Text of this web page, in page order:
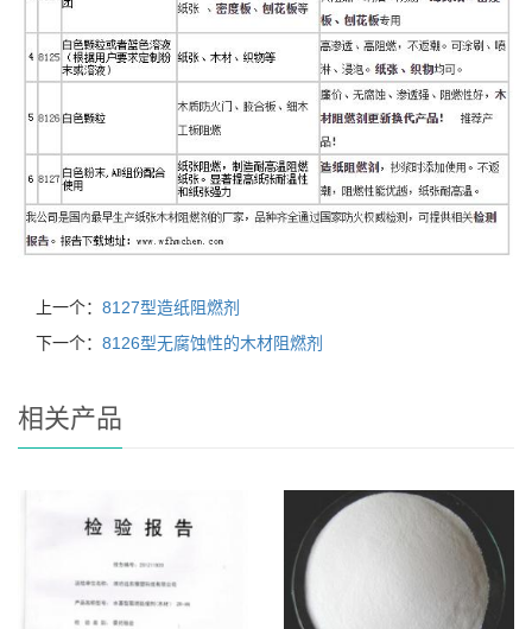
上一个： 8127型造纸阻燃剂
下一个： 8126型无腐蚀性的木材阻燃剂
相关产品